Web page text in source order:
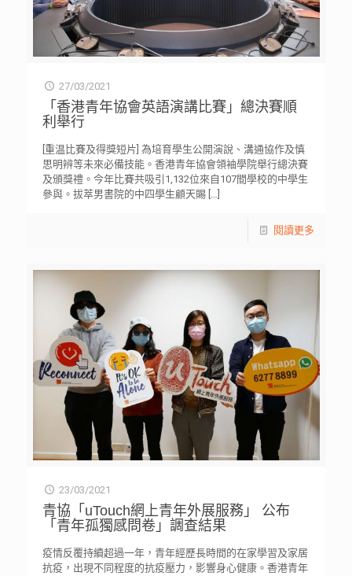
27/03/2021
「香港青年協會英語演講比賽」總決賽順
利舉行
[重温比賽及得獎短片] 為培育學生公開演說、溝通協作及慎
思明辨等未來必備技能。香港青年協會領袖學院舉行總決賽
及頒獎禮。今年比賽共吸引1,132位來自107間學校的中學生
參與。拔萃男書院的中四學生顧天賜[…]
閱讀更多
23/03/2021
青協「uTouch網上青年外展服務」 公布
「青年孤獨感問卷」調查結果
疫情反覆持續超過一年，青年經歷長時間的在家學習及家居
抗疫，出現不同程度的抗疫壓力，影響身心健康。香港青年